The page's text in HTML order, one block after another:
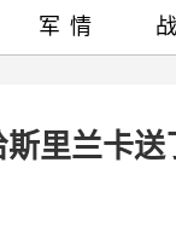
里兰卡送
军情